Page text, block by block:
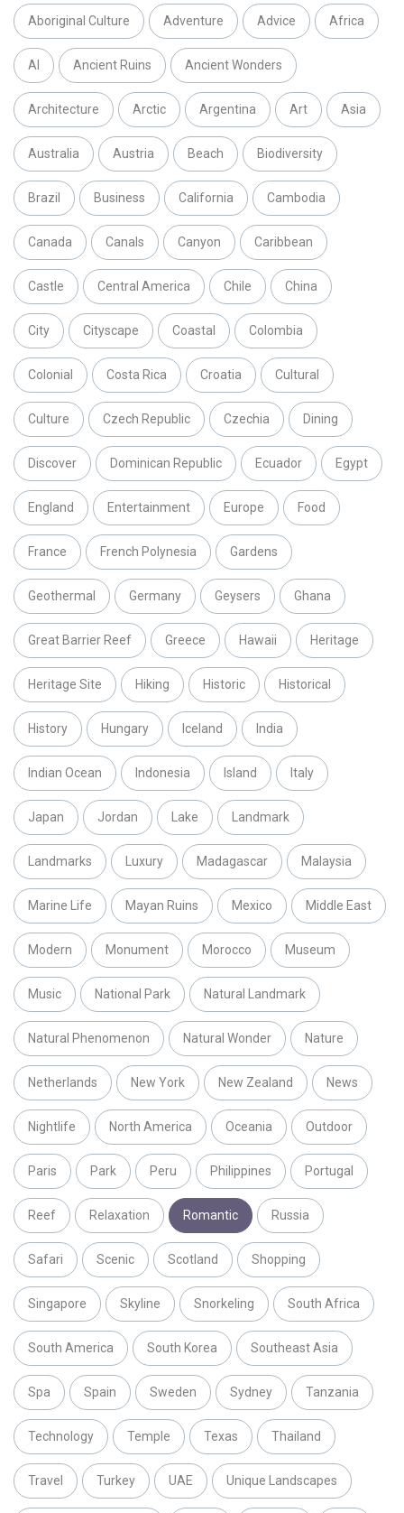
Aboriginal Culture Adventure Advice Africa
AI Ancient Ruins Ancient Wonders
Architecture Arctic Argentina Art Asia
Australia Austria Beach Biodiversity
Brazil Business California Cambodia
Canada Canals Canyon Caribbean
Castle Central America Chile China
City Cityscape Coastal Colombia
Colonial Costa Rica Croatia Cultural
Culture Czech Republic Czechia Dining
Discover Dominican Republic Ecuador Egypt
England Entertainment Europe Food
France French Polynesia Gardens
Geothermal Germany Geysers Ghana
Great Barrier Reef Greece Hawaii Heritage
Heritage Site Hiking Historic Historical
History Hungary Iceland India
Indian Ocean Indonesia Island Italy
Japan Jordan Lake Landmark
Landmarks Luxury Madagascar Malaysia
Marine Life Mayan Ruins Mexico Middle East
Modern Monument Morocco Museum
Music National Park Natural Landmark
Natural Phenomenon Natural Wonder Nature
Netherlands New York New Zealand News
Nightlife North America Oceania Outdoor
Paris Park Peru Philippines Portugal
Reef Relaxation Romantic Russia
Safari Scenic Scotland Shopping
Singapore Skyline Snorkeling South Africa
South America South Korea Southeast Asia
Spa Spain Sweden Sydney Tanzania
Technology Temple Texas Thailand
Travel Turkey UAE Unique Landscapes